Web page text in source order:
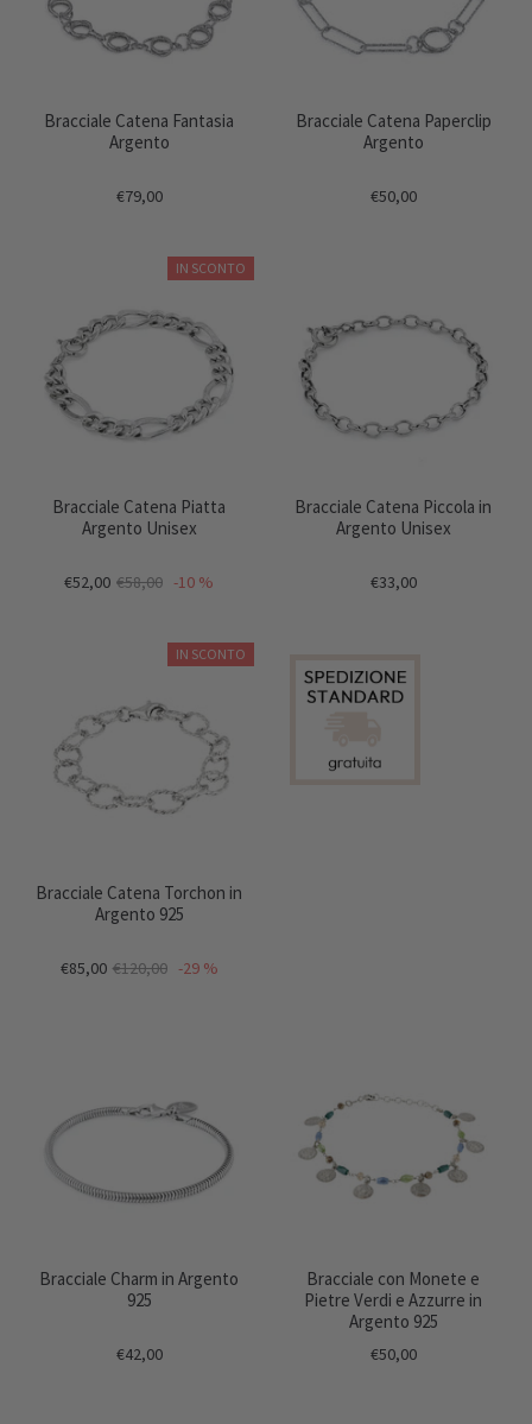
Bracciale Catena Fantasia
Argento
€79,00
Bracciale Catena Paperclip
Argento
€50,00
IN SCONTO
Bracciale Catena Piatta
Argento Unisex
€52,00 €58,00 -10 %
Bracciale Catena Piccola in
Argento Unisex
€33,00
IN SCONTO
Bracciale Catena Torchon in
Argento 925
€85,00 €120,00 -29 %
Bracciale Charm in Argento
925
€42,00
Bracciale con Monete e
Pietre Verdi e Azzurre in
Argento 925
€50,00